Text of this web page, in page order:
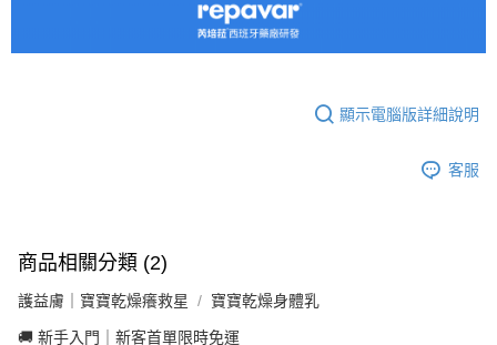
顯示電腦版詳細說明
客服
商品相關分類 (2)
護益膚｜寶寶乾燥癢救星 寶寶乾燥身體乳
🚚 新手入門｜新客首單限時免運